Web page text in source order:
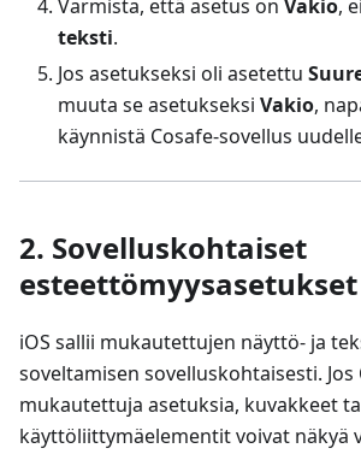
Varmista, että asetus on Vakio, ei
teksti.
Jos asetukseksi oli asetettu
muuta se asetukseksi Vakio,
käynnistä Cosafe-sovellus
2. Sovelluskohtaiset
esteettömyysasetukset
iOS sallii mukautettujen näyttö- ja
soveltamisen sovelluskohtaisesti. Jos
mukautettuja asetuksia, kuvakkeet
käyttöliittymäelementit voivat näkyä